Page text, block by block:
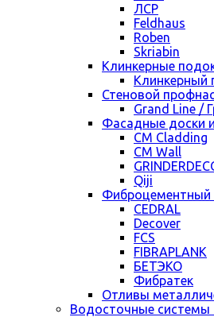
ЛСР
Feldhaus
Roben
Skriabin
Клинкерные
Клинкерный
Стеновой
Grand Line /
Фасадные доски
CM Cladding
CM Wall
Qiji
Фиброцементный
CEDRAL
Decover
FCS
FIBRAPLANK
БЕТЭКО
Фибратек
Отливы
Водосточные системы